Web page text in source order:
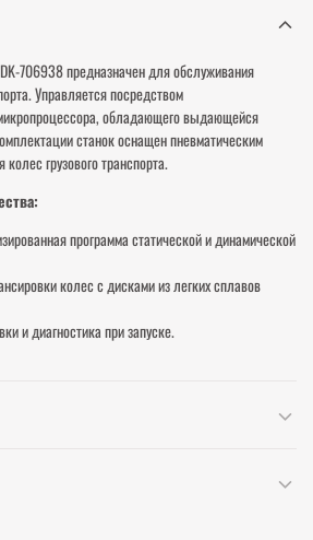
706938 предназначен для обслуживания
Управляется посредством
обладающего выдающейся
станок оснащен пневматическим
грузового транспорта.
программа статической и динамической
колес с дисками из легких сплавов
и диагностика при запуске.